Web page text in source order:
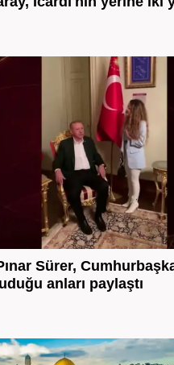
Sürer,
anları paylaştı